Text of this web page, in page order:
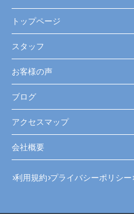
トップページ
スタッフ
お客様の声
ブログ
アクセスマップ
会社概要
利用規約 プライバシーポリシー